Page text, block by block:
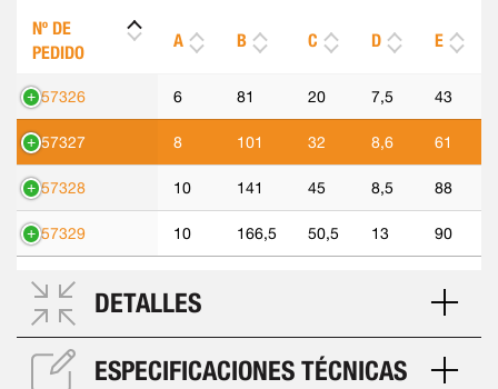
Nº DE
PEDIDO
A B C D E
557326 6 81 20 7,5 43
557327 8 101 32 8,6 61
557328 10 141 45 8,5 88
557329 10 166,5 50,5 13 90
DETALLES
ESPECIFICACIONES TÉCNICAS